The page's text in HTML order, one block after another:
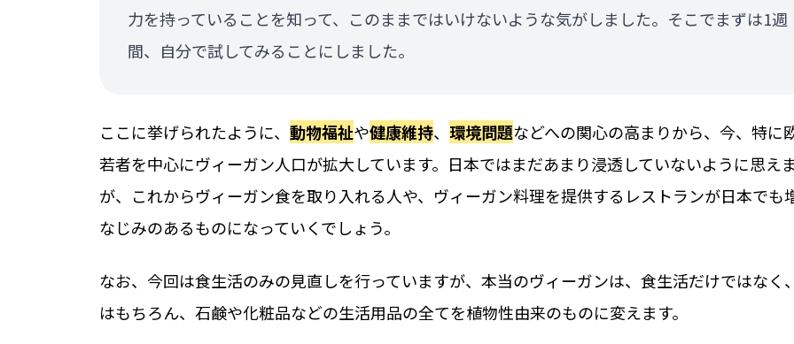
力を持っていることを知って、このままではいけないような気がしました。そこでまずは1週
間、自分で試してみることにしました。
ここに挙げられたように、 動物福祉や健康維持、 環境問題などへの関心の高まりから、今、特に
若者を中心にヴィーガン人口が拡大しています。日本ではまだあまり浸透していないように思え
が、これからヴィーガン食を取り入れる人や、ヴィーガン料理を提供するレストランが日本でも
なじみのあるものになっていくでしょう。
なお、今回は食生活のみの見直しを行っていますが、本当のヴィーガンは、食生活だけではなく
はもちろん、石鹸や化粧品などの生活用品の全てを植物性由来のものに変えます。